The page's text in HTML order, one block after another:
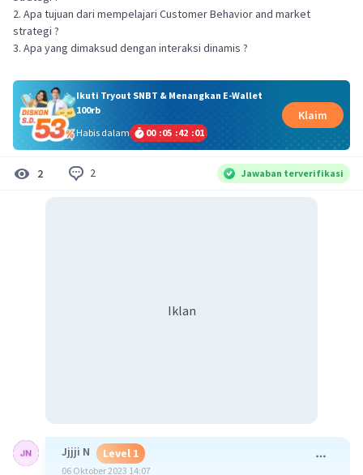
2. Apa tujuan dari mempelajari Customer Behavior and market
strategi ?
3. Apa yang dimaksud dengan interaksi dinamis ?
Ikuti Tryout SNBT & Menangkan E-Wallet
100rb
Habis dalam
00 :05 :42 :01
Klaim
2 2 Jawaban terverifikasi
Iklan
Jjjji N Level 1
06 Oktober 2023 14:07